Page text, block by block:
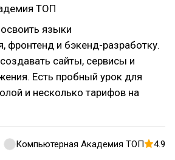
ТОП
языки
фронтенд и бэкенд-разработку.
сайты, сервисы и
Есть пробный урок для
и несколько тарифов на
Компьютерная Академия ТОП 4.9